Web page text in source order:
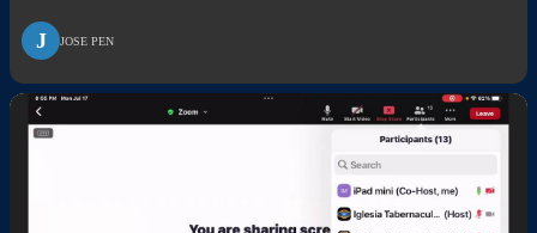
J JOSE PEN